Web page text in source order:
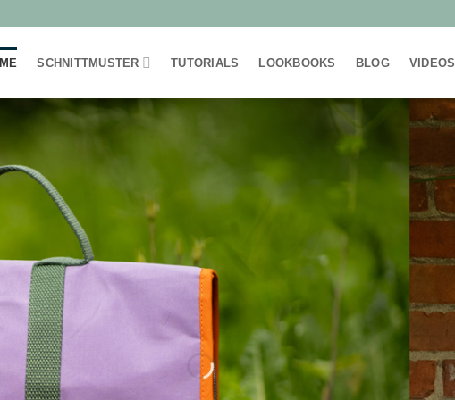
SCHNITTMUSTER TUTORIALS LOOKBOOKS BLOG VIDEOS
VALLTA
Ebook Kulturbeutel zum
Aufhängen
ZUM EBOOK